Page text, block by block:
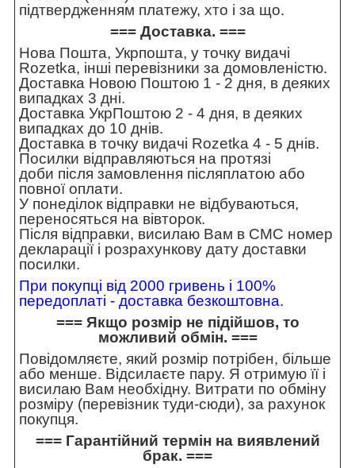
підтвердженням платежу, хто і за що.
=== Доставка. ===
Нова Пошта, Укрпошта, у точку видачі
Rozetka, інші перевізники за домовленістю.
Доставка Новою Поштою 1 - 2 дня, в деяких
випадках 3 дні.
Доставка УкрПоштою 2 - 4 дня, в деяких
випадках до 10 днів.
Доставка в точку видачі Rozetka 4 - 5 днів.
Посилки відправляються на протязі
доби після замовлення післяплатою або
повної оплати.
У понеділок відправки не відбуваються,
переносяться на вівторок.
Після відправки, висилаю Вам в СМС номер
декларації і розрахункову дату доставки
посилки.
При покупці від 2000 гривень і 100%
передоплаті - доставка безкоштовна.
=== Якщо розмір не підійшов, то
можливий обмін. ===
Повідомляєте, який розмір потрібен, більше
або менше. Відсилаєте пару. Я отримую її і
висилаю Вам необхідну. Витрати по обміну
розміру (перевізник туди-сюди), за рахунок
покупця.
=== Гарантійний термін на виявлений
брак. ===